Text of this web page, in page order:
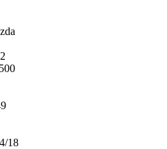
500
18